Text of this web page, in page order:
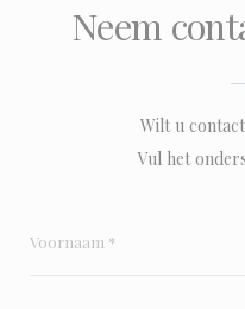
Neem
Wilt u
Vul het